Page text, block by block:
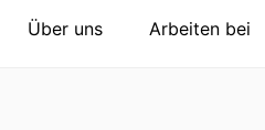
Über uns Arbeiten bei